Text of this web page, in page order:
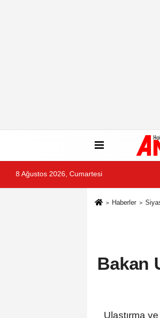
8 Ağustos 2026, Cumartesi
Haberler
Bakan
Ulaştırma